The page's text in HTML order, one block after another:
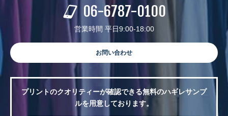
06-6787-0100
営業時間 平日9:00-18:00
お問い合わせ
プリントのクオリティーが確認できる無料のハギレサンプ
ルを用意しております。